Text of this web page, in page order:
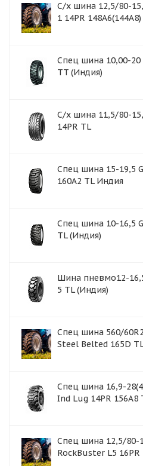
С/х шина 12,5/80-
1 14PR
Спец шина 10,00-20
TT (Индия)
С/х шина 11,5/80-
14PR TL
Спец шина 15-19,5
160A2 TL Индия
Спец шина 10-16,5
TL (Индия)
Шина пневмо12-
5 TL (Индия)
Спец шина 560/
Steel Belted 165D
Спец шина 16,9-
Ind Lug 14PR 156A8
Спец шина 12,5/80-
RockBuster L5 16PR